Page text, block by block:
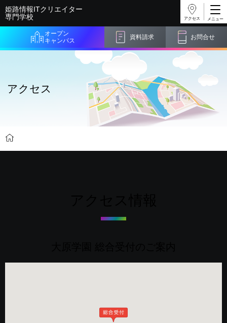
姫路情報ITクリエイター
専門学校
オープン
キャンパス
資料請求 お問合せ
アクセス
アクセス